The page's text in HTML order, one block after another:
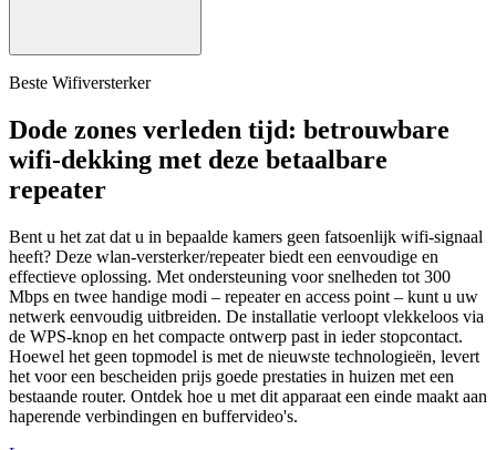
Beste Wifiversterker
Dode zones verleden tijd: betrouwbare
wifi-dekking met deze betaalbare
repeater
Bent u het zat dat u in bepaalde kamers geen fatsoenlijk wifi-signaal
heeft? Deze wlan-versterker/repeater biedt een eenvoudige en
effectieve oplossing. Met ondersteuning voor snelheden tot 300
Mbps en twee handige modi – repeater en access point – kunt u uw
netwerk eenvoudig uitbreiden. De installatie verloopt vlekkeloos via
de WPS-knop en het compacte ontwerp past in ieder stopcontact.
Hoewel het geen topmodel is met de nieuwste technologieën, levert
het voor een bescheiden prijs goede prestaties in huizen met een
bestaande router. Ontdek hoe u met dit apparaat een einde maakt aan
haperende verbindingen en buffervideo's.